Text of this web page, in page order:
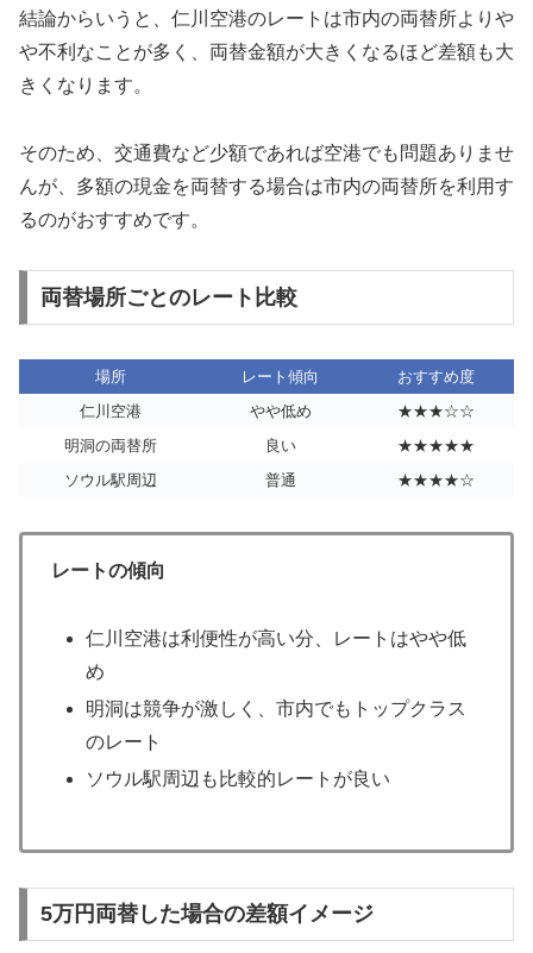
結論からいうと、仁川空港のレートは市内の両替所よりや
や不利なことが多く、両替金額が大きくなるほど差額も大
きくなります。
そのため、交通費など少額であれば空港でも問題ありませ
んが、多額の現金を両替する場合は市内の両替所を利用す
るのがおすすめです。
両替場所ごとのレート比較
場所 レート傾向
おすすめ度
仁川空港
やや低め
★★★☆☆
明洞の両替所
良い
★★★★★
ソウル駅周辺
普通 ★★★★☆
レートの傾向
仁川空港は利便性が高い分、レートはやや低
め
明洞は競争が激しく、市内でもトップクラス
のレート
ソウル駅周辺も比較的レートが良い
5万円両替した場合の差額イメージ